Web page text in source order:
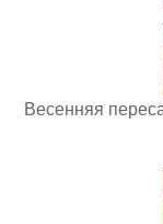
Весенняя